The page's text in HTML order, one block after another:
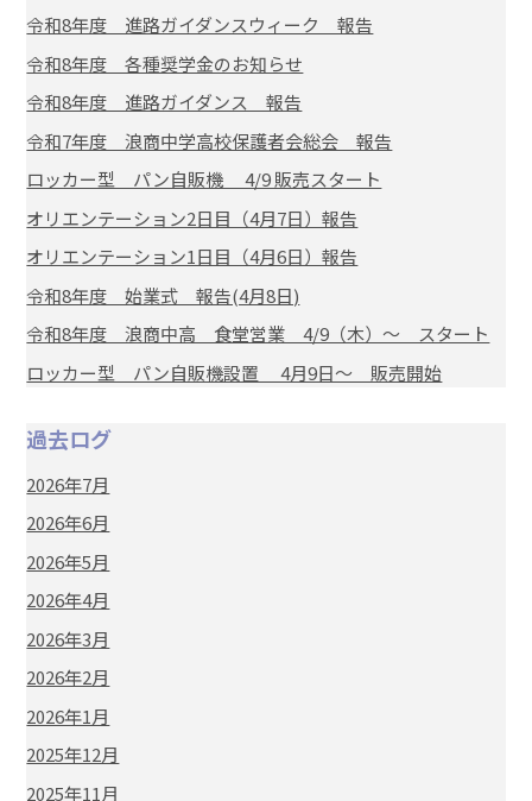
令和8年度 進路ガイダンスウィーク 報告
令和8年度 各種奨学金のお知らせ
令和8年度 進路ガイダンス 報告
令和7年度 浪商中学高校保護者会総会 報告
ロッカー型 パン自販機 4/9 販売スタート
オリエンテーション2日目（4月7日）報告
オリエンテーション1日目（4月6日）報告
令和8年度 始業式 報告(4月8日)
令和8年度 浪商中高 食堂営業 4/9（木）～ スタート
ロッカー型 パン自販機設置 4月9日～ 販売開始
過去ログ
2026年7月
2026年6月
2026年5月
2026年4月
2026年3月
2026年2月
2026年1月
2025年12月
2025年11月